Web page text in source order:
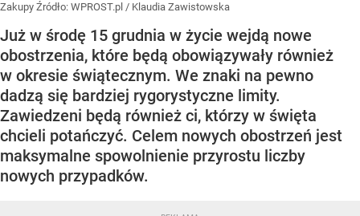
Zakupy Źródło: WPROST.pl / Klaudia Zawistowska
Już w środę 15 grudnia w życie wejdą nowe
obostrzenia, które będą obowiązywały również
w okresie świątecznym. We znaki na pewno
dadzą się bardziej rygorystyczne limity.
Zawiedzeni będą również ci, którzy w święta
chcieli potańczyć. Celem nowych obostrzeń jest
maksymalne spowolnienie przyrostu liczby
nowych przypadków.